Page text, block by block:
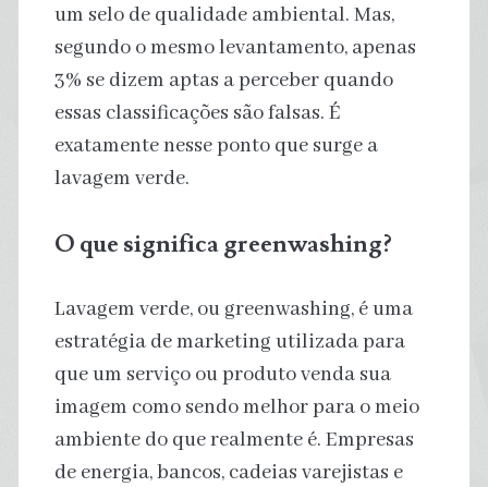
um selo de qualidade ambiental. Mas,
segundo o mesmo levantamento, apenas
3% se dizem aptas a perceber quando
essas classificações são falsas. É
exatamente nesse ponto que surge a
lavagem verde.
O que significa greenwashing?
Lavagem verde, ou greenwashing, é uma
estratégia de marketing utilizada para
que um serviço ou produto venda sua
imagem como sendo melhor para o meio
ambiente do que realmente é. Empresas
de energia, bancos, cadeias varejistas e